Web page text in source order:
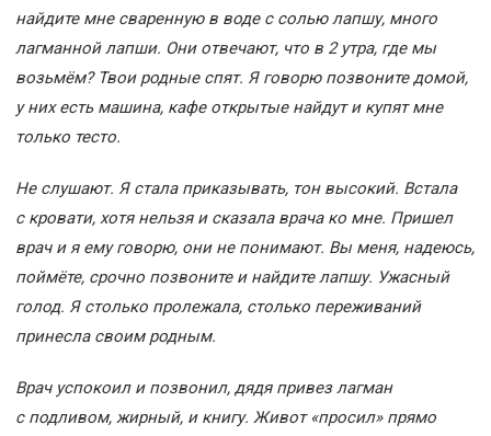
найдите мне сваренную в воде с солью лапшу, много
лагманной лапши. Они отвечают, что в 2 утра, где мы
возьмём? Твои родные спят. Я говорю позвоните домой,
у них есть машина, кафе открытые найдут и купят мне
только тесто.
Не слушают. Я стала приказывать, тон высокий. Встала
с кровати, хотя нельзя и сказала врача ко мне. Пришел
врач и я ему говорю, они не понимают. Вы меня, надеюсь,
поймёте, срочно позвоните и найдите лапшу. Ужасный
голод. Я столько пролежала, столько переживаний
принесла своим родным.
Врач успокоил и позвонил, дядя привез лагман
с подливом, жирный, и книгу. Живот «просил» прямо